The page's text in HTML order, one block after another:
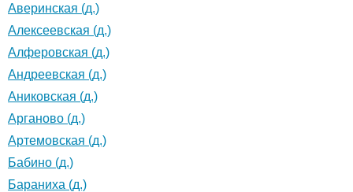
Аверинская (д.)
Алексеевская (д.)
Алферовская (д.)
Андреевская (д.)
Аниковская (д.)
Арганово (д.)
Артемовская (д.)
Бабино (д.)
Бараниха (д.)